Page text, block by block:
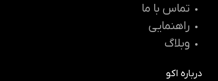
تماس با ما
راهنمایی
وبلاگ
درباره اکو